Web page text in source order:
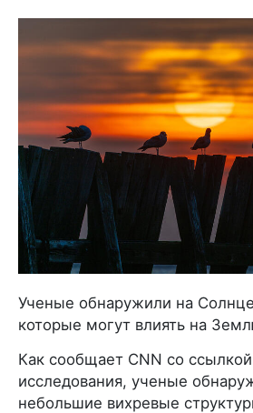
Ученые обнаружили на
которые могут влиять на
Как сообщает CNN со
исследования, ученые
небольшие вихревые